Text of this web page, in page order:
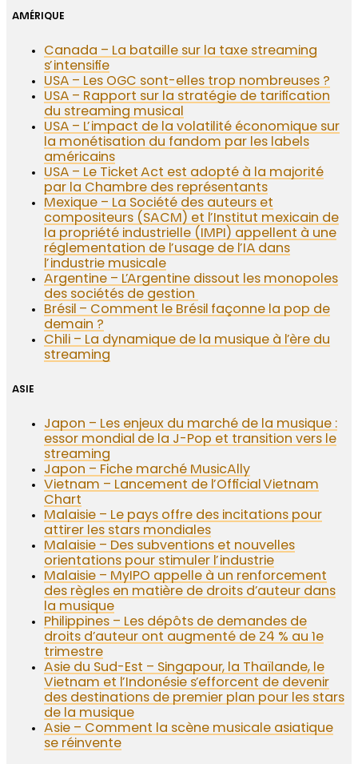
AMÉRIQUE
Canada – La bataille sur la taxe streaming
s’intensifie
USA – Les OGC sont-elles trop nombreuses ?
USA – Rapport sur la stratégie de tarification
du streaming musical
USA – L’impact de la volatilité économique sur
la monétisation du fandom par les labels
américains
USA – Le Ticket Act est adopté à la majorité
par la Chambre des représentants
Mexique – La Société des auteurs et
compositeurs (SACM) et l’Institut mexicain de
la propriété industrielle (IMPI) appellent à une
réglementation de l’usage de l’IA dans
l’industrie musicale
Argentine – L’Argentine dissout les monopoles
des sociétés de gestion
Brésil – Comment le Brésil façonne la pop de
demain ?
Chili – La dynamique de la musique à l’ère du
streaming
ASIE
Japon – Les enjeux du marché de la musique :
essor mondial de la J-Pop et transition vers le
streaming
Japon – Fiche marché MusicAlly
Vietnam – Lancement de l’Official Vietnam
Chart
Malaisie – Le pays offre des incitations pour
attirer les stars mondiales
Malaisie – Des subventions et nouvelles
orientations pour stimuler l’industrie
Malaisie – MyIPO appelle à un renforcement
des règles en matière de droits d’auteur dans
la musique
Philippines – Les dépôts de demandes de
droits d’auteur ont augmenté de 24 % au 1e
trimestre
Asie du Sud-Est – Singapour, la Thaïlande, le
Vietnam et l’Indonésie s’efforcent de devenir
des destinations de premier plan pour les stars
de la musique
Asie – Comment la scène musicale asiatique
se réinvente